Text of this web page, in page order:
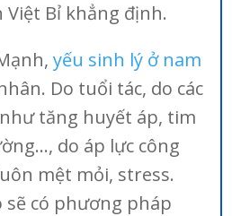
Việt Bỉ khẳng định.
yếu sinh lý ở nam
Do tuổi tác, do các
tăng huyết áp, tim
do áp lực công
mệt mỏi, stress.
sẽ có phương pháp